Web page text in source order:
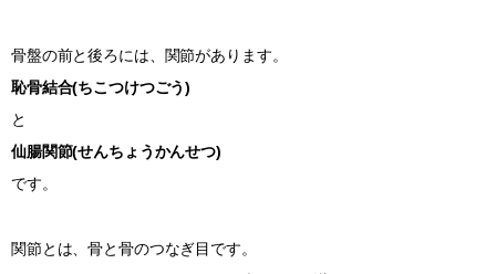
骨盤の前と後ろには、関節があります。
恥骨結合(ちこつけつごう)
と
仙腸関節(せんちょうかんせつ)
です。
関節とは、骨と骨のつなぎ目です。